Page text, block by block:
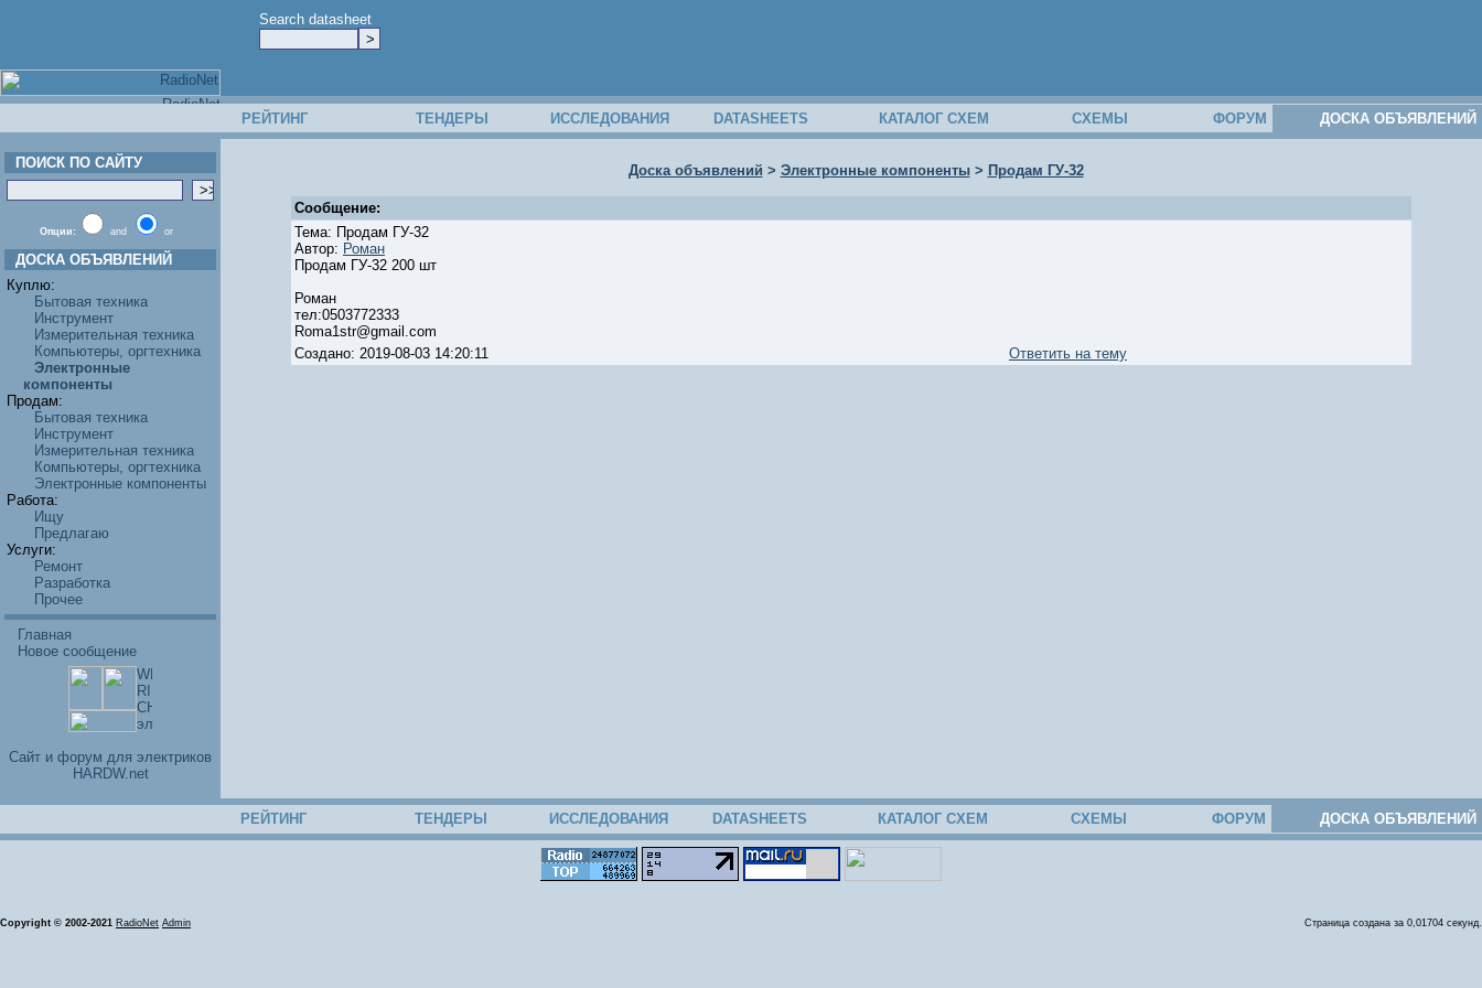
Search datasheet
РЕЙТИНГ ТЕНДЕРЫ ИССЛЕДОВАНИЯ DATASHEETS КАТАЛОГ СХЕМ СХЕМЫ ФОРУМ ДОСКА ОБЪЯВЛЕНИЙ
ПОИСК ПО САЙТУ
Опции: and or
ДОСКА ОБЪЯВЛЕНИЙ
Куплю:
Бытовая техника
Инструмент
Измерительная техника
Компьютеры, оргтехника
Электронные
компоненты
Продам:
Бытовая техника
Инструмент
Измерительная техника
Компьютеры, оргтехника
Электронные компоненты
Работа:
Ищу
Предлагаю
Услуги:
Ремонт
Разработка
Прочее
Главная
Новое сообщение
Cайт и форум для электриков
HARDW.net
Доска объявлений > Электронные компоненты> Продам ГУ-32
Сообщение:
Тема: Продам ГУ-32
Автор: Роман
Продам ГУ-32 200 шт
Роман
тел:0503772333
Roma1str@gmail.com
Создано: 2019-08-03 14:20:11
Ответить на тему
РЕЙТИНГ ТЕНДЕРЫ ИССЛЕДОВАНИЯ DATASHEETS КАТАЛОГ СХЕМ СХЕМЫ ФОРУМ ДОСКА ОБЪЯВЛЕНИЙ
Copyright © 2002-2021 RadioNet Admin Страница создана за 0,01704 секунд.